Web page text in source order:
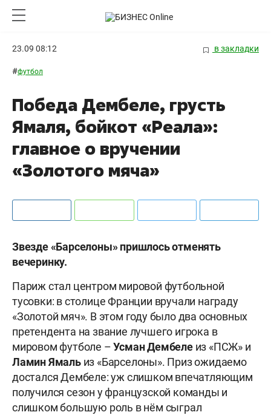
23.09 08:12 в закладки
#футбол
Победа Дембеле, грусть
Ямаля, бойкот «Реала»:
главное о вручении
«Золотого мяча»
Звезде «Барселоны» пришлось отменять
вечеринку.
Париж стал центром мировой футбольной
тусовки: в столице Франции вручали награду
«Золотой мяч». В этом году было два основных
претендента на звание лучшего игрока в
мировом футболе –УсманДембеле из «ПСЖ» и
ЛаминЯмаль из «Барселоны». Приз ожидаемо
достался Дембеле: уж слишком впечатляющим
получился сезон у французской команды и
слишком большую роль в нём сыграл